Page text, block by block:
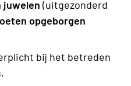
juwelen (uitgezonderd
opgeborgen
bij het betreden